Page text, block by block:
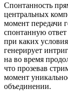
Спонтанность
центральных
момент передачи
спонтанную
при каких
генерирует
на во время
что прозевав
момент
объединении.